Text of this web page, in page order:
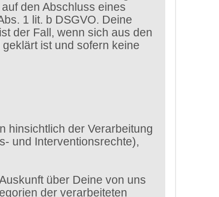
den Abschluss eines
1 lit. b DSGVO. Deine
der Fall, wenn sich aus den
ist und sofern keine
hinsichtlich der Verarbeitung
und Interventionsrechte),
über Deine von uns
der verarbeiteten